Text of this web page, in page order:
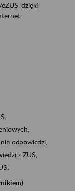
dzięki
odpowiedzi,
z ZUS,